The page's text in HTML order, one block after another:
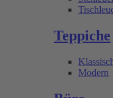
Teppiche
Modern